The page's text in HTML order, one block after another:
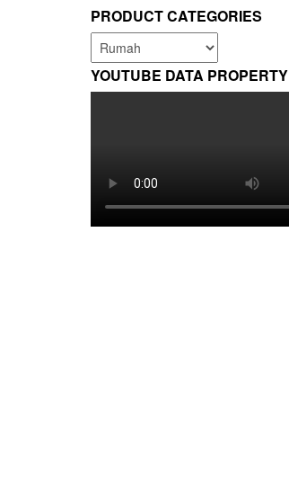
PRODUCT CATEGORIES
YOUTUBE DATA PROPERTY